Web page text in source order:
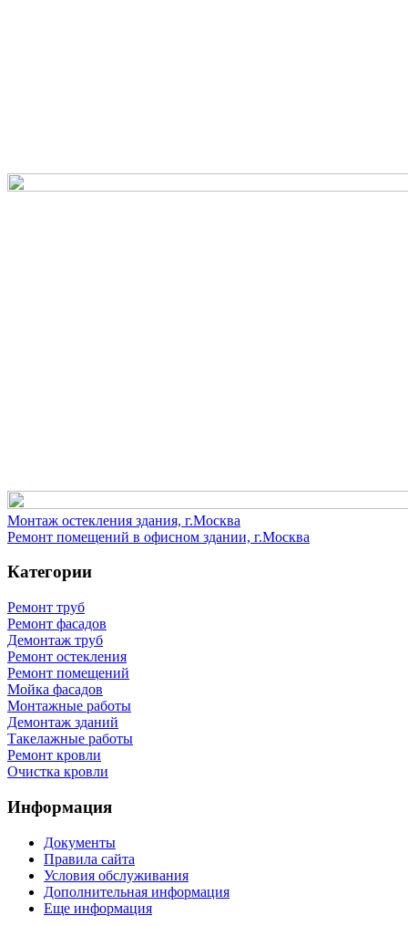
Монтаж остекления здания, г.Москва
Ремонт помещений в офисном здании, г.Москва
Категории
Ремонт труб
Ремонт фасадов
Демонтаж труб
Ремонт остекления
Ремонт помещений
Мойка фасадов
Монтажные работы
Демонтаж зданий
Такелажные работы
Ремонт кровли
Очистка кровли
Информация
Документы
Правила сайта
Условия обслуживания
Дополнительная информация
Еще информация